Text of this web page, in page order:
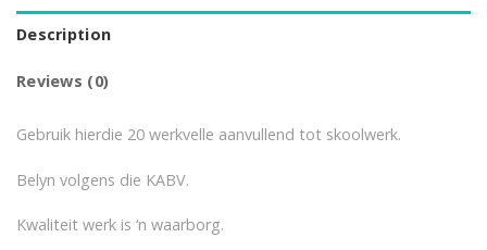
Description
Reviews (0)
Gebruik hierdie 20 werkvelle aanvullend tot skoolwerk.
Belyn volgens die KABV.
Kwaliteit werk is ‘n waarborg.